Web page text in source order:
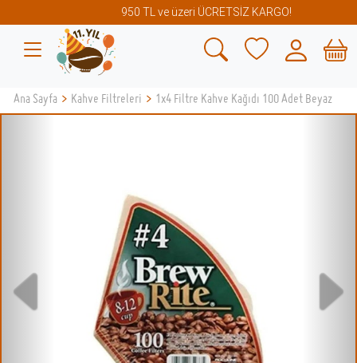
950 TL ve üzeri ÜCRETSİZ KARGO!
Ana Sayfa > Kahve Filtreleri > 1x4 Filtre Kahve Kağıdı 100 Adet Beyaz